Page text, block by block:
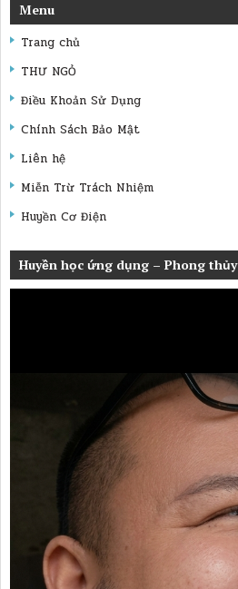
Menu
Trang chủ
THƯ NGỎ
Điều Khoản Sử Dụng
Chính Sách Bảo Mật
Liên hệ
Miễn Trừ Trách Nhiệm
Huyền Cơ Điện
Huyền học ứng dụng – Phong